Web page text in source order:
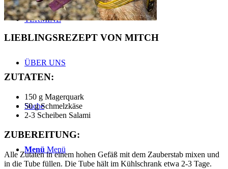
TERMINE
ÜBER UNS
Suche
Menü Menü
LIEBLINGSREZEPT VON MITCH
ZUTATEN:
150 g Magerquark
50 g Schmelzkäse
2-3 Scheiben Salami
ZUBEREITUNG:
Alle Zutaten in einem hohen Gefäß mit dem Zauberstab mixen und
in die Tube füllen. Die Tube hält im Kühlschrank etwa 2-3 Tage.